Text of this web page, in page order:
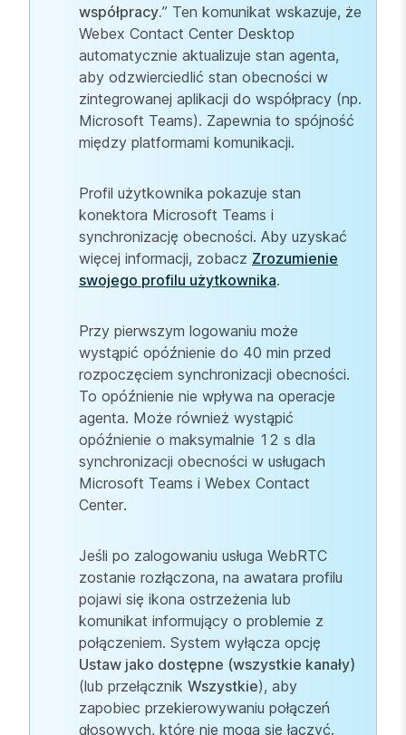
współpracy.” Ten komunikat wskazuje, że
Webex Contact Center Desktop
automatycznie aktualizuje stan agenta,
aby odzwierciedlić stan obecności w
zintegrowanej aplikacji do współpracy (np.
Microsoft Teams). Zapewnia to spójność
między platformami komunikacji.
Profil użytkownika pokazuje stan
konektora Microsoft Teams i
synchronizację obecności. Aby uzyskać
więcej informacji, zobacz Zrozumienie
swojego profilu użytkownika.
Przy pierwszym logowaniu może
wystąpić opóźnienie do 40 min przed
rozpoczęciem synchronizacji obecności.
To opóźnienie nie wpływa na operacje
agenta. Może również wystąpić
opóźnienie o maksymalnie 12 s dla
synchronizacji obecności w usługach
Microsoft Teams i Webex Contact
Center.
Jeśli po zalogowaniu usługa WebRTC
zostanie rozłączona, na awatara profilu
pojawi się ikona ostrzeżenia lub
komunikat informujący o problemie z
połączeniem. System wyłącza opcję
Ustaw jako dostępne (wszystkie kanały)
(lub przełącznik Wszystkie), aby
zapobiec przekierowywaniu połączeń
głosowych, które nie mogą się łączyć.